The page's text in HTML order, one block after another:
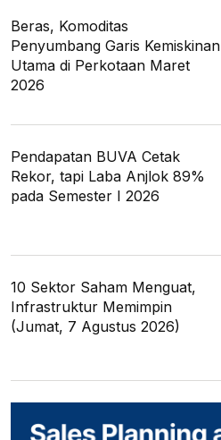
Beras, Komoditas
Penyumbang Garis Kemiskinan
Utama di Perkotaan Maret
2026
Pendapatan BUVA Cetak
Rekor, tapi Laba Anjlok 89%
pada Semester I 2026
10 Sektor Saham Menguat,
Infrastruktur Memimpin
(Jumat, 7 Agustus 2026)